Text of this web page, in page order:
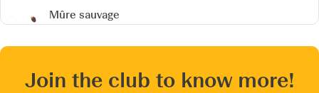
Mûre sauvage
Join the club to know more!